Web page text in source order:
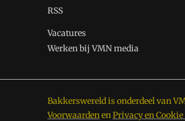
RSS
Vacatures
Werken bij VMN media
Bakkerswereld is onderdeel van
VoorwaardenenPrivacy en Cookie